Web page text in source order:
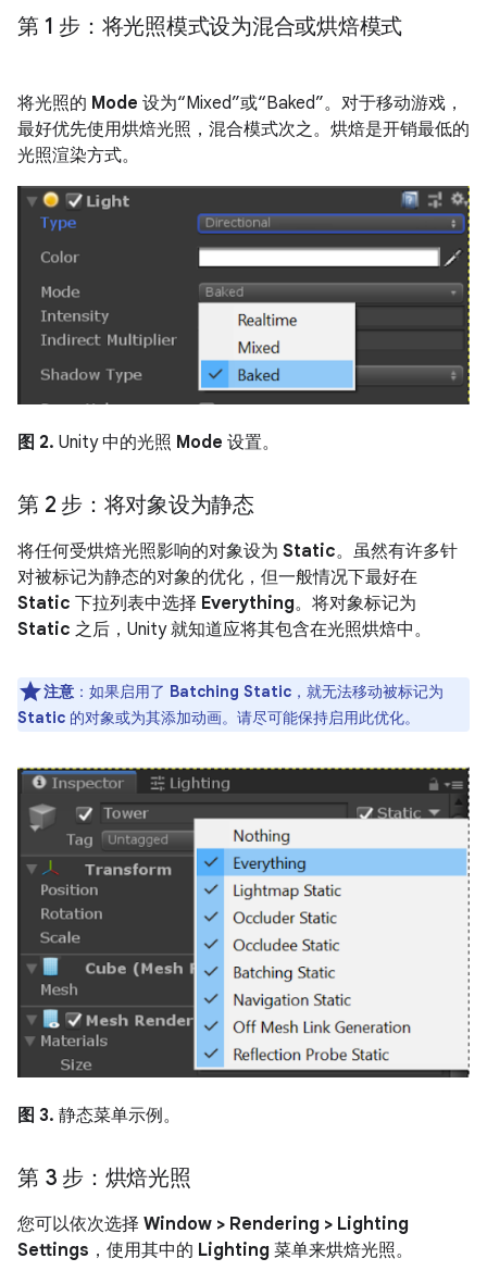
第 1 步：将光照模式设为混合或烘焙模式
将光照的 Mode 设为“Mixed”或“Baked”。对于移动游戏，
最好优先使用烘焙光照，混合模式次之。烘焙是开销最低的
光照渲染方式。
图 2. Unity 中的光照 Mode 设置。
第 2 步：将对象设为静态
将任何受烘焙光照影响的对象设为 Static。虽然有许多针
对被标记为静态的对象的优化，但一般情况下最好在
Static 下拉列表中选择 Everything。将对象标记为
Static 之后，Unity 就知道应将其包含在光照烘焙中。
注意 ：如果启用了 Batching Static ，就无法移动被标记为
Static 的对象或为其添加动画。请尽可能保持启用此优化。
图 3. 静态菜单示例。
第 3 步：烘焙光照
您可以依次选择 Window > Rendering > Lighting
Settings ，使用其中的 Lighting 菜单来烘焙光照。